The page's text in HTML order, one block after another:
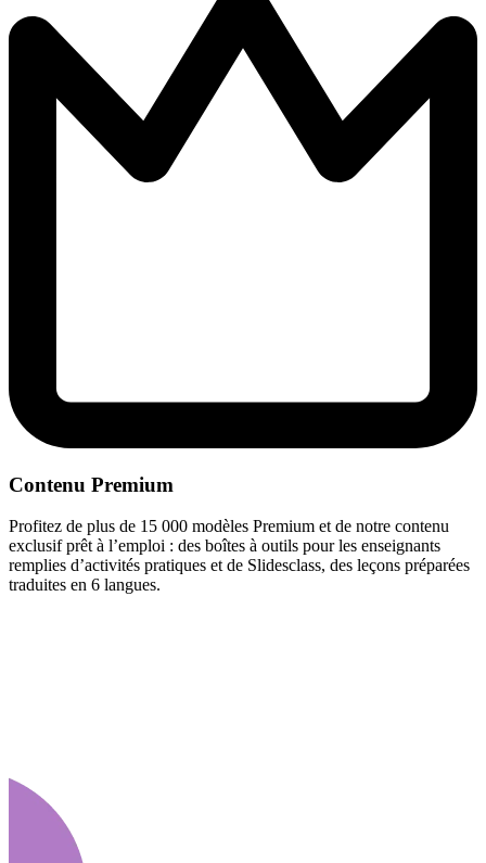
Contenu Premium
Profitez de plus de 15 000 modèles Premium et de notre contenu
exclusif prêt à l’emploi : des boîtes à outils pour les enseignants
remplies d’activités pratiques et de Slidesclass, des leçons préparées
traduites en 6 langues.